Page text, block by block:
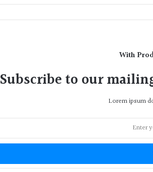
With
Subscribe to our
Lorem ipsum